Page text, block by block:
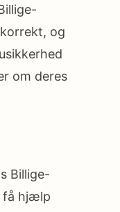
og
om deres
Billige-
få hjælp